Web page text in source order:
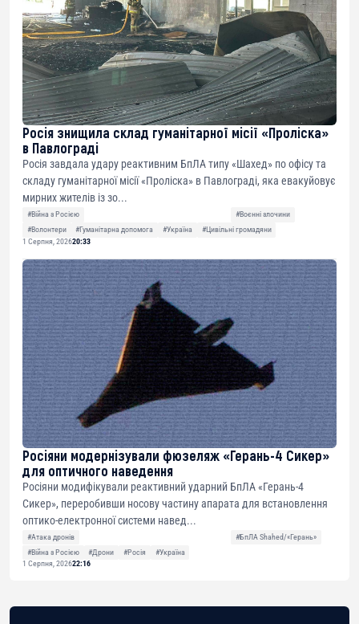
Росія знищила склад гуманітарної місії «Проліска»
в Павлограді
Росія завдала удару реактивним БпЛА типу «Шахед» по офісу та
складу гуманітарної місії «Проліска» в Павлограді, яка евакуйовує
мирних жителів із зо...
#Війна з Росією
#Воєнні злочини
#Волонтери
#Гуманітарна допомога #Україна
#Цивільні громадяни
1 Серпня, 202620:33
Росіяни модернізували фюзеляж «Герань-4 Сикер»
для оптичного наведення
Росіяни модифікували реактивний ударний БпЛА «Герань-4
Сикер», переробивши носову частину апарата для встановлення
оптико-електронної системи навед...
#Атака дронів
#БпЛА Shahed/«Герань»
#Війна з Росією
#Дрони #Росія
#Україна
1 Серпня, 202622:16